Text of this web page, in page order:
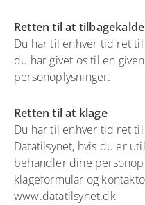
Retten til at
Du har til enhver tid ret
du har givet os til en
personoplysninger.
Retten til at klage
Du har til enhver tid ret
Datatilsynet, hvis du er
behandler dine
klageformular og
www.datatilsynet.dk